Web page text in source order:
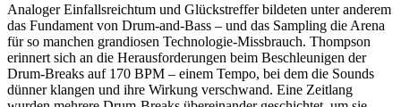
Analoger Einfallsreichtum und Glückstreffer bildeten unter anderem
das Fundament von Drum-and-Bass – und das Sampling die Arena
für so manchen grandiosen Technologie-Missbrauch. Thompson
erinnert sich an die Herausforderungen beim Beschleunigen der
Drum-Breaks auf 170 BPM – einem Tempo, bei dem die Sounds
dünner klangen und ihre Wirkung verschwand. Eine Zeitlang